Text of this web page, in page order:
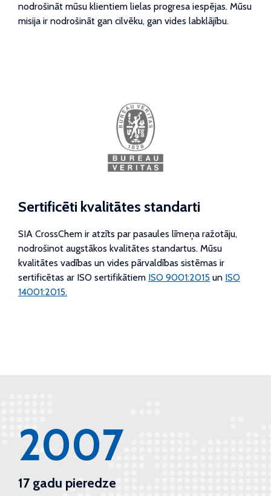
nodrošināt mūsu klientiem lielas progresa iespējas. Mūsu
misija ir nodrošināt gan cilvēku, gan vides labklājību.
Sertificēti kvalitātes standarti
SIA CrossChem ir atzīts par pasaules līmeņa ražotāju,
nodrošinot augstākos kvalitātes standartus. Mūsu
kvalitātes vadības un vides pārvaldības sistēmas ir
sertificētas ar ISO sertifikātiem ISO 9001:2015 un ISO
14001:2015.
2007
17 gadu pieredze